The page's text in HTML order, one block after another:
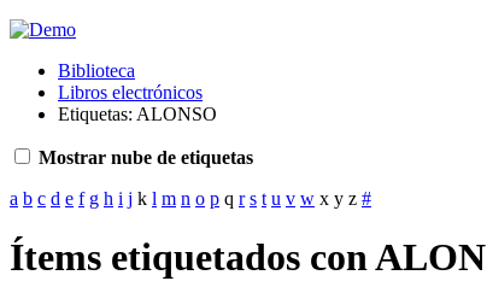
Biblioteca
Libros electrónicos
Etiquetas: ALONSO
Mostrar nube de etiquetas
a b c d e f g h i j k l m n o p q r s t u v w x y z #
Ítems etiquetados con